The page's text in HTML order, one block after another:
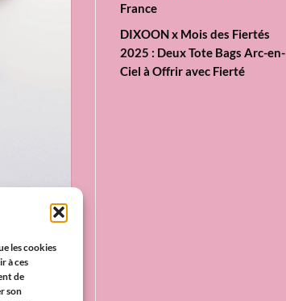
les cookies
à ces
de
sonqu’il
France
DIXOON x Mois des Fiertés
2025 : Deux Tote Bags Arc-en-
Ciel à Offrir avec Fierté